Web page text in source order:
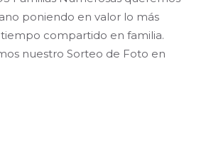
poniendo en valor lo más
compartido en familia.
nuestro Sorteo de Foto en